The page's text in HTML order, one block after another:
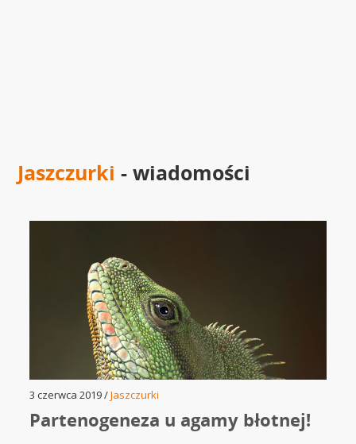
Jaszczurki - wiadomości
3 czerwca 2019 /Jaszczurki
Partenogeneza u agamy błotnej!